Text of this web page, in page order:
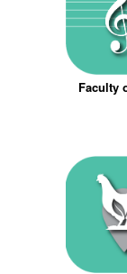
Faculty